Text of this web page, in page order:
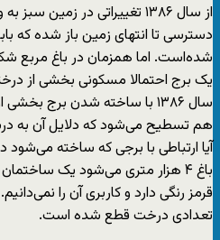
از سال ۱۳۸۶ تغییراتی در
دسترسی تا انتهای زمین باز شده
شده‌است. اما همزمان در باغ مربع
یک برج احتمالا مسکونی بخشی از
سال ۱۳۸۶ با ساخته شدن برج
هم تسطیح می‌شود که دلایل آن به
آیا ارتباطی با برجی که ساخته می‌شود
باغ ۴ هزار متری می‌شود یک
قرمز رنگی دارد و کاربری آن را
تعدادی درخت قطع شده است.